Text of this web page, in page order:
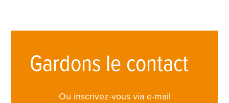
Gardons le contact
Ou inscrivez-vous via e-mail